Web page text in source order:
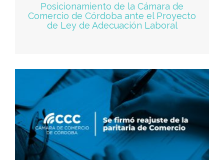
Posicionamiento de la Cámara de
Comercio de Córdoba ante el Proyecto
de Ley de Adecuación Laboral